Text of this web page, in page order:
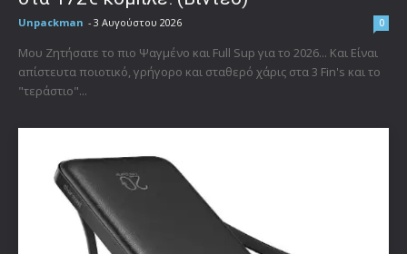
Unpackman - 3 Αυγούστου 2026 0
Μου Ζητήσατε το πιο Ψαγμένο και Full Sup για το 2026... Και Είναι
απίστευτα ποιοτικό, γρήγορο και σταθερό χάρις στα 3 Fin's και το
"τεράστιο"...